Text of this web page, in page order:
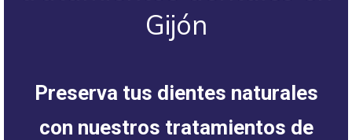
Gijón
Preserva tus dientes naturales
con nuestros tratamientos de